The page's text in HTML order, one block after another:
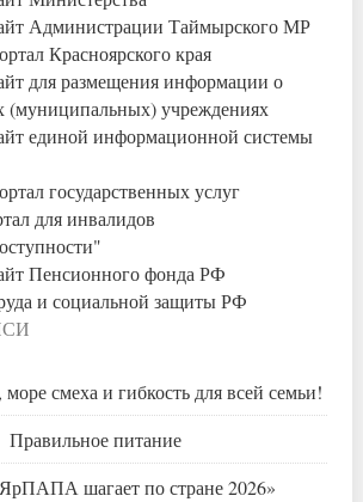
Администрации Таймырского МР
Красноярского края
для размещения информации о
(муниципальных) учреждениях
единой информационной системы
государственных услуг
для инвалидов
Пенсионного фонда РФ
и социальной защиты РФ
смеха и гибкость для всей семьи!
Правильное питание
шагает по стране 2026»